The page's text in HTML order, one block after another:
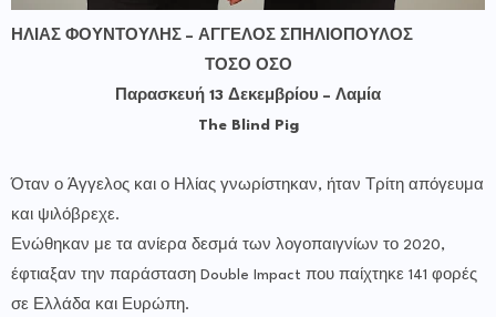
ΗΛΙΑΣ ΦΟΥΝΤΟΥΛΗΣ – ΑΓΓΕΛΟΣ ΣΠΗΛΙΟΠΟΥΛΟΣ
ΤΟΣΟ ΟΣΟ
Παρασκευή 13 Δεκεμβρίου – Λαμία
The Blind Pig
Όταν ο Άγγελος και ο Ηλίας γνωρίστηκαν, ήταν Τρίτη απόγευμα
και ψιλόβρεχε.
Ενώθηκαν με τα ανίερα δεσμά των λογοπαιγνίων το 2020,
έφτιαξαν την παράσταση Double Impact που παίχτηκε 141 φορές
σε Ελλάδα και Ευρώπη.